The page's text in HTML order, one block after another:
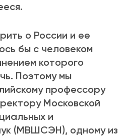
о России и ее
бы с человеком
которого
Поэтому мы
профессору
Московской
и
(МВШСЭН), одному из